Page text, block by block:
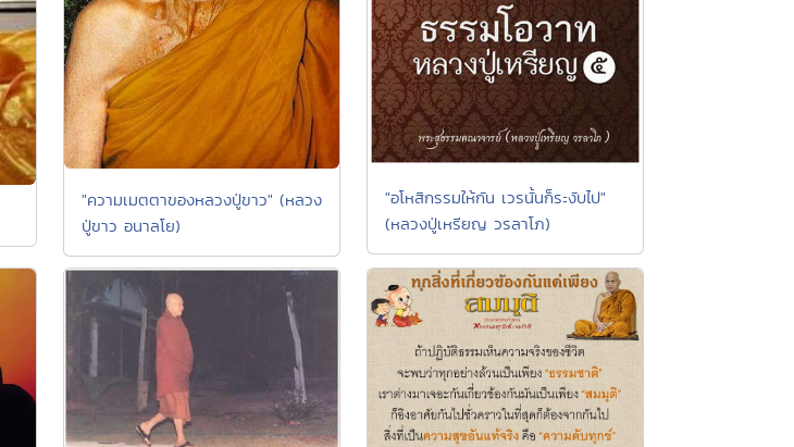
"ความเมตตาของหลวงปู่ขาว" (หลวง
ปู่ขาว อนาลโย)
"อโหสิกรรมให้กัน เวรนั้นก็ระงับไป"
(หลวงปู่เหรียญ วรลาโภ)